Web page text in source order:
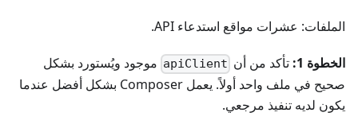
الملفات: عشرات مواقع استدعاء API.
الخطوة 1: تأكد من أن apiClient موجود ويُستورد بشكل
صحيح في ملف واحد أولاً. يعمل Composer بشكل أفضل عندما
يكون لديه تنفيذ مرجعي.